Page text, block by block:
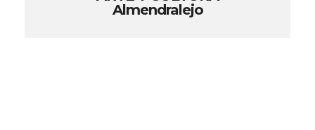
Almendralejo